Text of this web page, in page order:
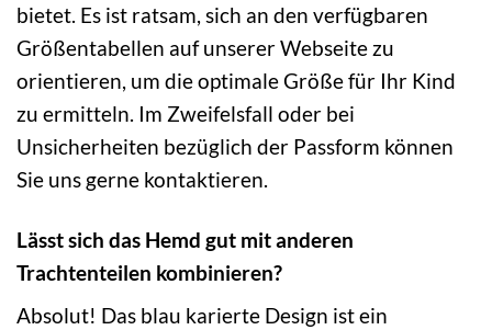
bietet. Es ist ratsam, sich an den verfügbaren
Größentabellen auf unserer Webseite zu
orientieren, um die optimale Größe für Ihr Kind
zu ermitteln. Im Zweifelsfall oder bei
Unsicherheiten bezüglich der Passform können
Sie uns gerne kontaktieren.
Lässt sich das Hemd gut mit anderen
Trachtenteilen kombinieren?
Absolut! Das blau karierte Design ist ein